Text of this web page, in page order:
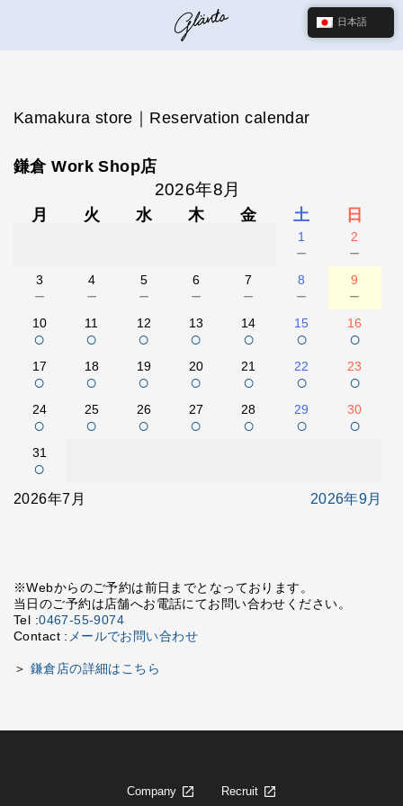
Kamakura store｜Reservation calendar
鎌倉 Work Shop店
2026年8月
月 火 水 木 金 土 日
1
－
2
－
3
－
4
－
5
－
6
－
7
－
8
－
9
－
10
○
11
○
12
○
13
○
14
○
15
○
16
○
17
○
18
○
19
○
20
○
21
○
22
○
23
○
24
○
25
○
26
○
27
○
28
○
29
○
30
○
31
○
2026年7月 2026年9月
※Webからのご予約は前日までとなっております。
当日のご予約は店舗へお電話にてお問い合わせください。
Tel :0467-55-9074
Contact : メールでお問い合わせ
＞ 鎌倉店の詳細はこちら
Company Recruit
日本語